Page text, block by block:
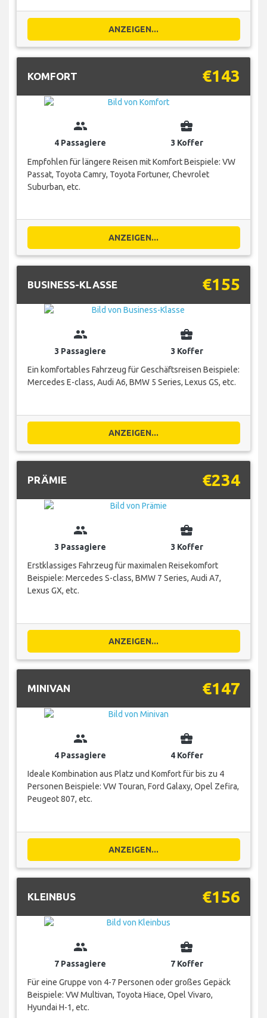
ANZEIGEN...
KOMFORT €143
group
4 Passagiere
business_center
3 Koffer
Empfohlen für längere Reisen mit Komfort Beispiele: VW
Passat, Toyota Camry, Toyota Fortuner, Chevrolet
Suburban, etc.
ANZEIGEN...
BUSINESS-KLASSE €155
group
3 Passagiere
business_center
3 Koffer
Ein komfortables Fahrzeug für Geschäftsreisen Beispiele:
Mercedes E-class, Audi A6, BMW 5 Series, Lexus GS, etc.
ANZEIGEN...
PRÄMIE €234
group
3 Passagiere
business_center
3 Koffer
Erstklassiges Fahrzeug für maximalen Reisekomfort
Beispiele: Mercedes S-class, BMW 7 Series, Audi A7,
Lexus GX, etc.
ANZEIGEN...
MINIVAN €147
group
4 Passagiere
business_center
4 Koffer
Ideale Kombination aus Platz und Komfort für bis zu 4
Personen Beispiele: VW Touran, Ford Galaxy, Opel Zefira,
Peugeot 807, etc.
ANZEIGEN...
KLEINBUS €156
group
7 Passagiere
business_center
7 Koffer
Für eine Gruppe von 4-7 Personen oder großes Gepäck
Beispiele: VW Multivan, Toyota Hiace, Opel Vivaro,
Hyundai H-1, etc.